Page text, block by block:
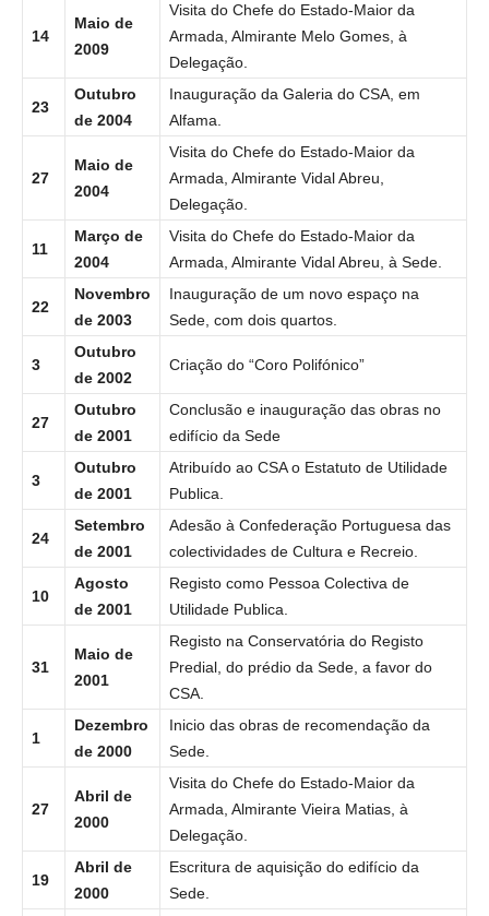
14
Maio de
2009
Visita do Chefe do Estado-Maior da
Armada, Almirante Melo Gomes, à
Delegação.
23
Outubro
de 2004
Inauguração da Galeria do CSA, em
Alfama.
27
Maio de
2004
Visita do Chefe do Estado-Maior da
Armada, Almirante Vidal Abreu,
Delegação.
11
Março de
2004
Visita do Chefe do Estado-Maior da
Armada, Almirante Vidal Abreu, à Sede.
22
Novembro
de 2003
Inauguração de um novo espaço na
Sede, com dois quartos.
3
Outubro
de 2002
Criação do “Coro Polifónico”
27
Outubro
de 2001
Conclusão e inauguração das obras no
edifício da Sede
3
Outubro
de 2001
Atribuído ao CSA o Estatuto de Utilidade
Publica.
24
Setembro
de 2001
Adesão à Confederação Portuguesa das
colectividades de Cultura e Recreio.
10
Agosto
de 2001
Registo como Pessoa Colectiva de
Utilidade Publica.
31
Maio de
2001
Registo na Conservatória do Registo
Predial, do prédio da Sede, a favor do
CSA.
1
Dezembro
de 2000
Inicio das obras de recomendação da
Sede.
27
Abril de
2000
Visita do Chefe do Estado-Maior da
Armada, Almirante Vieira Matias, à
Delegação.
19
Abril de
2000
Escritura de aquisição do edifício da
Sede.